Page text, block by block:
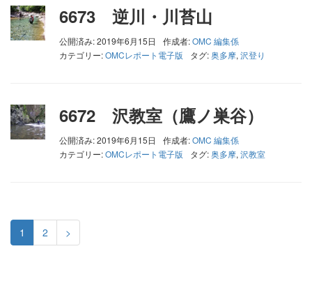
6673 逆川・川苔山
公開済み: 2019年6月15日 作成者:OMC 編集係
カテゴリー:OMCレポート電子版 タグ:奥多摩, 沢登り
6672 沢教室（鷹ノ巣谷）
公開済み: 2019年6月15日 作成者:OMC 編集係
カテゴリー:OMCレポート電子版 タグ:奥多摩, 沢教室
1 2 >